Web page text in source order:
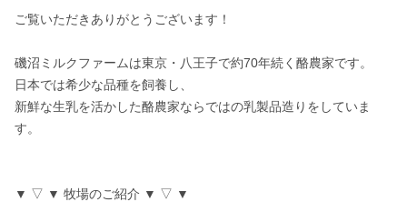
ご覧いただきありがとうございます！
磯沼ミルクファームは東京・八王子で約70年続く酪農家です。
日本では希少な品種を飼養し、
新鮮な生乳を活かした酪農家ならではの乳製品造りをしていま
す。
▼ ▽ ▼ 牧場のご紹介 ▼ ▽ ▼